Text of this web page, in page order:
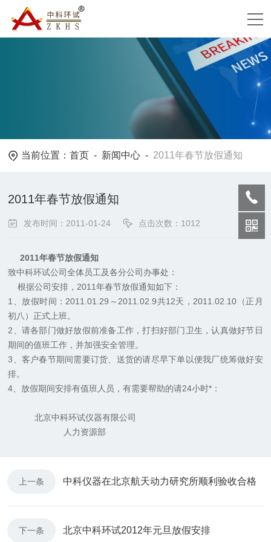
当前位置：首页 - 新闻中心 - 2011年春节放假通知
2011年春节放假通知
发布时间：2011-01-24 点击次数：1012
2011年春节放假通知
致中科环试公司全体员工及各分公司办事处：
根据公司安排，2011年春节放假通知如下：
1、放假时间：2011.01.29～2011.02.9共12天，2011.02.10（正月
初八）正式上班。
2、请各部门做好放假前准备工作，打扫好部门卫生，认真做好节日
期间的值班工作，并加强安全管理。
3、客户春节期间需要订货、送货的请尽早下单以便我厂统筹做好安
排。
4、放假期间安排有值班人员，有需要帮助的请24小时*：
北京中科环试仪器有限公司
人力资源部
上一条 中科仪器在北京航天动力研究所顺利验收合格
下一条 北京中科环试2012年元旦放假安排